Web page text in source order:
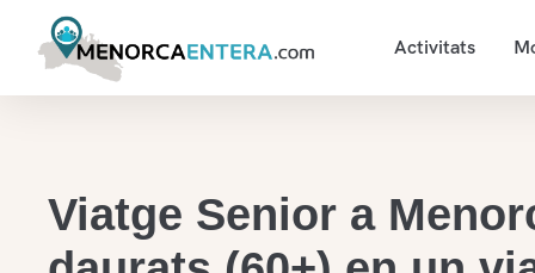
Activitats
Viatge Senior a